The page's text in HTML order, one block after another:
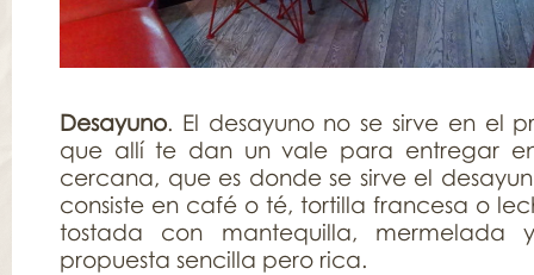
Desayuno. El desayuno no se sirve en el
que allí te dan un vale para entregar
cercana, que es donde se sirve el
consiste en café o té, tortilla francesa o
tostada con mantequilla, mermelada
propuesta sencilla pero rica.